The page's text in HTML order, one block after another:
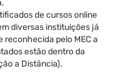
de cursos online
diversas instituições já
reconhecida pelo MEC a
estão dentro da
a Distância).